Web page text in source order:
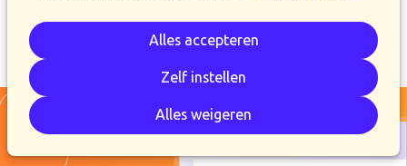
Alles accepteren
Zelf instellen
Alles weigeren
Kopieer link